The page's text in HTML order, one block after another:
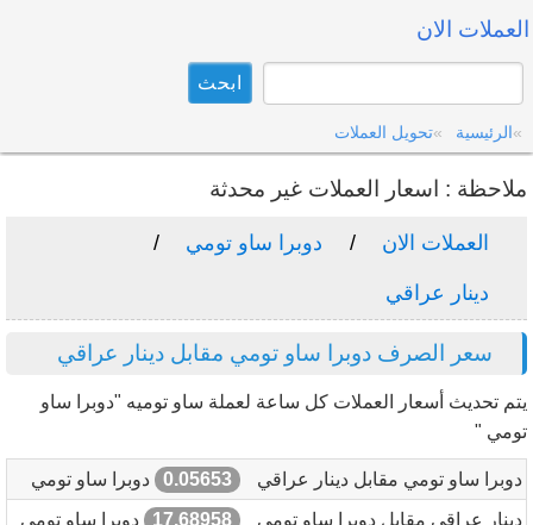
العملات الان
الرئيسية تحويل العملات
ملاحظة : اسعار العملات غير محدثة
العملات الان دوبرا ساو تومي
دينار عراقي
سعر الصرف دوبرا ساو تومي مقابل دينار عراقي
يتم تحديث أسعار العملات كل ساعة لعملة ساو توميه "دوبرا ساو
تومي "
دوبرا ساو تومي مقابل دينار عراقي 0.05653
دوبرا ساو تومي
دينار عراقي مقابل دوبرا ساو تومي
17.68958 دوبرا ساو تومي